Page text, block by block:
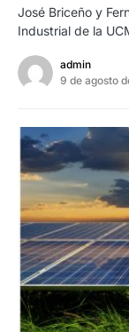
José Briceño y
Industrial de la
admin
9 de agosto